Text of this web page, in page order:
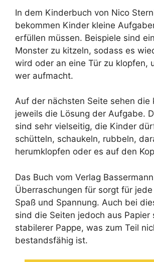
In dem Kinderbuch von Nico
bekommen Kinder kleine
erfüllen müssen. Beispiele sind
Monster zu kitzeln, sodass es
wird oder an eine Tür zu klopfen,
wer aufmacht.
Auf der nächsten Seite sehen die
jeweils die Lösung der Aufgabe.
sind sehr vielseitig, die Kinder
schütteln, schaukeln, rubbeln,
herumklopfen oder es auf den
Das Buch vom Verlag
Überraschungen für sorgt für
Spaß und Spannung. Auch bei
sind die Seiten jedoch aus Papier
stabilerer Pappe, was zum Teil
bestandsfähig ist.